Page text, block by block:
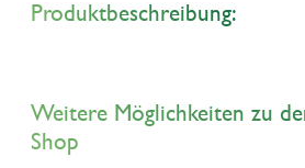
Produktbeschreibung:
Weitere Möglichkeiten zu
Shop